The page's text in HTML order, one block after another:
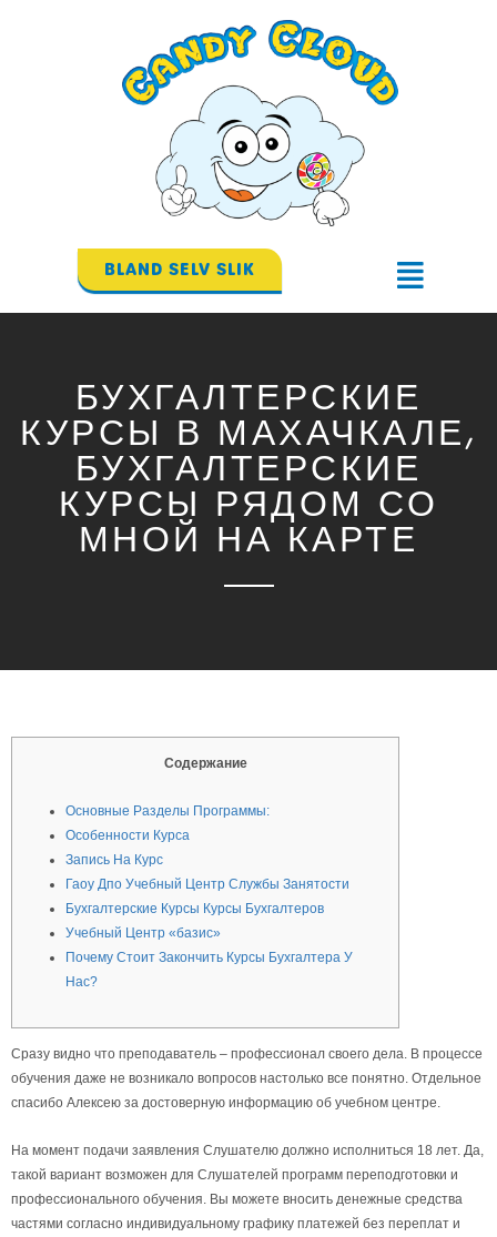
BLAND SELV SLIK
Flyout
БУХГАЛТЕРСКИЕ
КУРСЫ В МАХАЧКАЛЕ,
БУХГАЛТЕРСКИЕ
КУРСЫ РЯДОМ СО
МНОЙ НА КАРТЕ
Содержание
Основные Разделы Программы:
Особенности Курса
Запись На Курс
Гаоу Дпо Учебный Центр Службы Занятости
Бухгалтерские Курсы Курсы Бухгалтеров
Учебный Центр «базис»
Почему Стоит Закончить Курсы Бухгалтера У
Нас?
Сразу видно что преподаватель – профессионал своего дела. В процессе
обучения даже не возникало вопросов настолько все понятно. Отдельное
спасибо Алексею за достоверную информацию об учебном центре.
На момент подачи заявления Слушателю должно исполниться 18 лет. Да,
такой вариант возможен для Слушателей программ переподготовки и
профессионального обучения. Вы можете вносить денежные средства
частями согласно индивидуальному графику платежей без переплат и